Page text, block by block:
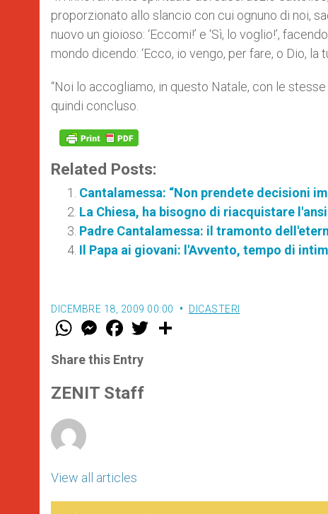
proporzionato allo slancio con cui ognuno di noi,
nuovo un gioioso: ‘Eccomi!’ e ‘Sì, lo voglio!’,
mondo dicendo: ‘Ecco, io vengo, per fare, o Dio, la
“Noi lo accogliamo, in questo Natale, con le stesse
quindi concluso.
Related Posts:
Cantalamessa: “Non prendete decisioni
La Chiesa, ha bisogno di riacquistare
Padre Cantalamessa: il tramonto
Il Papa ai giovani: l'Avvento, tempo di
DICEMBRE 18, 2009 00:00 DICASTERI
W
t
s
p
p
M
e
s
e
g
e
F
a
e
b
o
k
w
Share this Entry
ZENIT Staff
View all articles